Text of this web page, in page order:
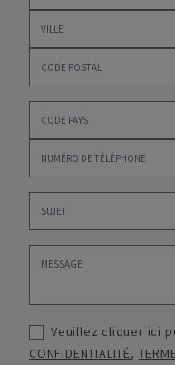
Veuillez cliquer ici
CONFIDENTIALITÉ,